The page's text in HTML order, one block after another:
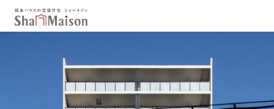
新着メール設定